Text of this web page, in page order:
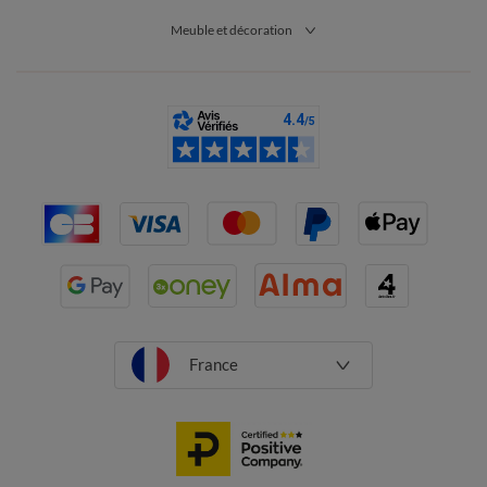
commode au style buffet de couleur naturelle avec un très
stock et passez votre commande avant la fin des soldes !
Étagère déco au style vintage, bibliothèque scandinave ou
bambou avec 3 bacs de rangement, penderie en bois blanc et
bambou à 3 étagères, étagère de cuisine dans l’esprit vintage,
disponibles en promo et en livraison à domicile !
Avant d’acheter un meuble de rangement, il y a certains
éléments à prendre en compte afin de ne pas faire le mauvais
Commençons par le style de votre intérieur. Supposons que
votre décoration soit moderne ou contemporaine : il faut opter
Meuble et décoration
France